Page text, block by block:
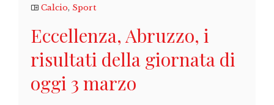
Calcio, Sport
Eccellenza, Abruzzo, i
risultati della giornata di
oggi 3 marzo